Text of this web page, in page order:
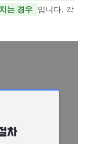
는 경우 입니다. 각